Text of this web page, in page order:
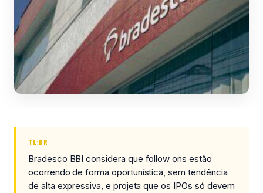
TL;DR
Bradesco BBI considera que follow ons estão
ocorrendo de forma oportunística, sem tendência
de alta expressiva, e projeta que os IPOs só devem